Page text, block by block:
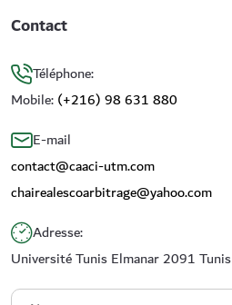
Contact
Téléphone:
Mobile:(+216) 98 631 880
E-mail
contact@caaci-utm.com
chairealescoarbitrage@yahoo.com
Adresse:
Université Tunis Elmanar 2091 Tunis